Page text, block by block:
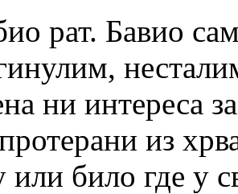
рат. Ба­вио
ни ин­те­ре­са
из
или би­ло где у